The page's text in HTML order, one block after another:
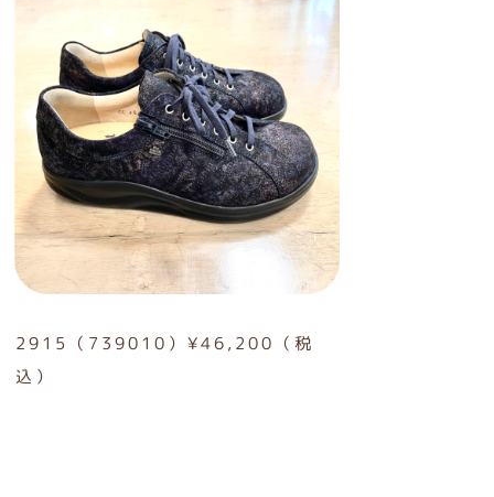
2915（739010）¥46,200（税
込）